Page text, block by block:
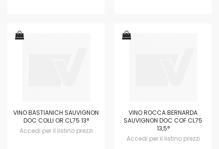
VINO BASTIANICH SAUVIGNON
DOC COLLI OR.CL75 13°
Accedi per il listino prezzi
VINO ROCCA BERNARDA
SAUVIGNON DOC COF CL75
13,5°
Accedi per il listino prezzi